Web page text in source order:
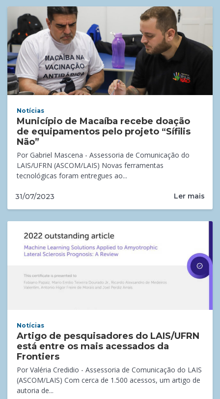
Notícias
Município de Macaíba recebe doação
de equipamentos pelo projeto “Sífilis
Não”
Por Gabriel Mascena - Assessoria de Comunicação do
LAIS/UFRN (ASCOM/LAIS) Novas ferramentas
tecnológicas foram entregues ao...
31/07/2023 Ler mais
Notícias
Artigo de pesquisadores do LAIS/UFRN
está entre os mais acessados da
Frontiers
Por Valéria Credidio - Assessoria de Comunicação do LAIS
(ASCOM/LAIS) Com cerca de 1.500 acessos, um artigo de
autoria de...